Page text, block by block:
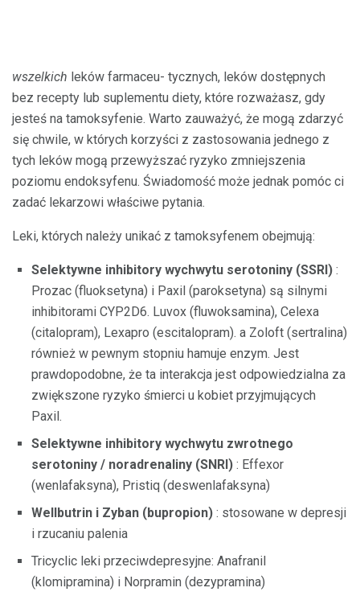
wszelkich leków farmaceu- tycznych, leków dostępnych
bez recepty lub suplementu diety, które rozważasz, gdy
jesteś na tamoksyfenie. Warto zauważyć, że mogą zdarzyć
się chwile, w których korzyści z zastosowania jednego z
tych leków mogą przewyższać ryzyko zmniejszenia
poziomu endoksyfenu. Świadomość może jednak pomóc ci
zadać lekarzowi właściwe pytania.
Leki, których należy unikać z tamoksyfenem obejmują:
Selektywne inhibitory wychwytu serotoniny (SSRI) :
Prozac (fluoksetyna) i Paxil (paroksetyna) są silnymi
inhibitorami CYP2D6. Luvox (fluwoksamina), Celexa
(citalopram), Lexapro (escitalopram). a Zoloft (sertralina)
również w pewnym stopniu hamuje enzym. Jest
prawdopodobne, że ta interakcja jest odpowiedzialna za
zwiększone ryzyko śmierci u kobiet przyjmujących
Paxil.
Selektywne inhibitory wychwytu zwrotnego
serotoniny / noradrenaliny (SNRI) : Effexor
(wenlafaksyna), Pristiq (deswenlafaksyna)
Wellbutrin i Zyban (bupropion) : stosowane w depresji
i rzucaniu palenia
Tricyclic leki przeciwdepresyjne: Anafranil
(klomipramina) i Norpramin (dezypramina)